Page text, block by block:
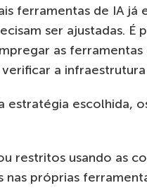
ferramentas de IA já
ser ajustadas.
as
a
estratégia escolhida,
restritos usando as
nas próprias